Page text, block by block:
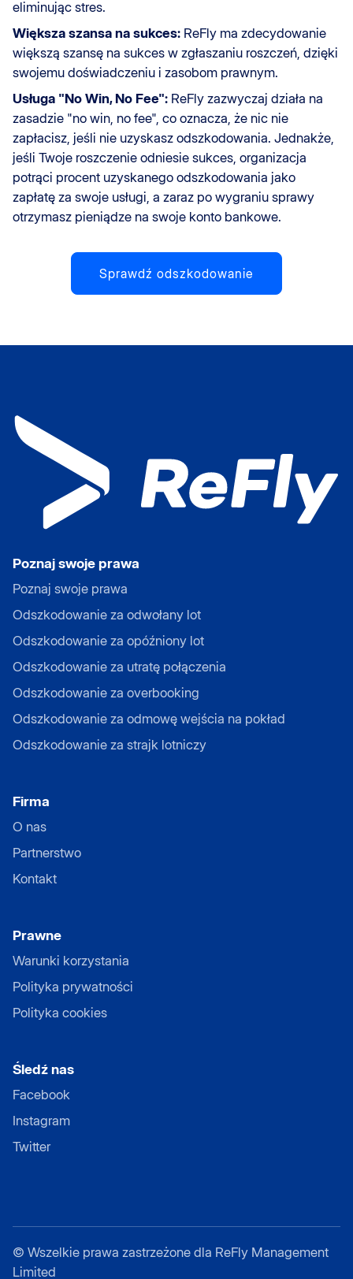
eliminując stres.
Większa szansa na sukces: ReFly ma zdecydowanie
większą szansę na sukces w zgłaszaniu roszczeń, dzięki
swojemu doświadczeniu i zasobom prawnym.
Usługa "No Win, No Fee": ReFly zazwyczaj działa na
zasadzie "no win, no fee", co oznacza, że nic nie
zapłacisz, jeśli nie uzyskasz odszkodowania. Jednakże,
jeśli Twoje roszczenie odniesie sukces, organizacja
potrąci procent uzyskanego odszkodowania jako
zapłatę za swoje usługi, a zaraz po wygraniu sprawy
otrzymasz pieniądze na swoje konto bankowe.
Sprawdź odszkodowanie
Poznaj swoje prawa
Poznaj swoje prawa
Odszkodowanie za odwołany lot
Odszkodowanie za opóźniony lot
Odszkodowanie za utratę połączenia
Odszkodowanie za overbooking
Odszkodowanie za odmowę wejścia na pokład
Odszkodowanie za strajk lotniczy
Firma
O nas
Partnerstwo
Kontakt
Prawne
Warunki korzystania
Polityka prywatności
Polityka cookies
Śledź nas
Facebook
Instagram
Twitter
© Wszelkie prawa zastrzeżone dla ReFly Management
Limited